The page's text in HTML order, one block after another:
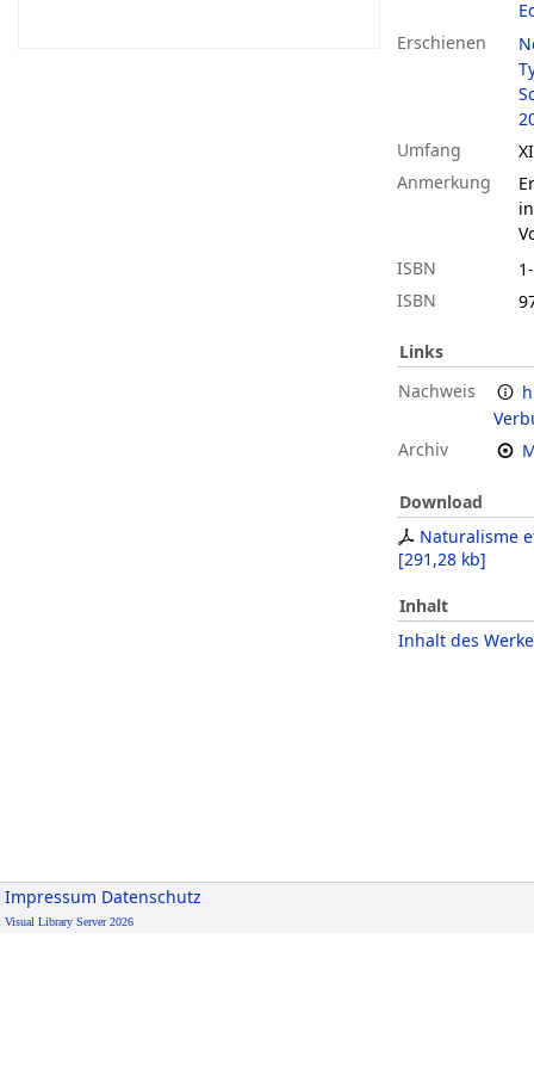
Erschienen
Umfang
Anmerkung
in
ISBN
ISBN
Links
Nachweis
Archiv
Download
Naturalisme
[291,28 kb]
Inhalt
Inhalt des
Impressum Datenschutz
Visual Library Server 2026